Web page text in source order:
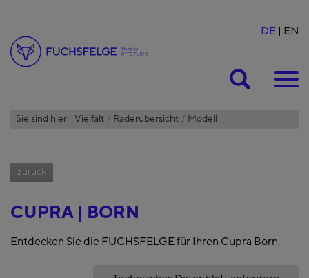
DE EN
Sie sind hier: Vielfalt Räderübersicht Modell
zurück
CUPRA | BORN
Entdecken Sie die FUCHSFELGE für Ihren Cupra Born.